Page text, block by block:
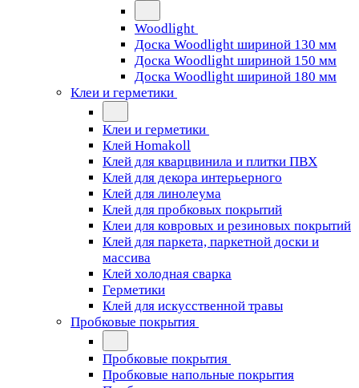
Woodlight
Доска Woodlight шириной 130 мм
Доска Woodlight шириной 150 мм
Доска Woodlight шириной 180 мм
Клеи и герметики
Клеи и герметики
Клей Homakoll
Клей для кварцвинила и плитки ПВХ
Клей для декора интерьерного
Клей для линолеума
Клей для пробковых покрытий
Клеи для ковровых и резиновых покрытий
Клей для паркета, паркетной доски и
массива
Клей холодная сварка
Герметики
Клей для искусственной травы
Пробковые покрытия
Пробковые покрытия
Пробковые напольные покрытия